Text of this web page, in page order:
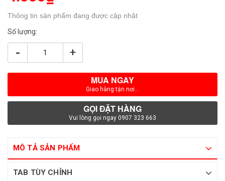
Thông tin sản phẩm đang được cập nhật
Số lượng:
- +
MUA NGAY
Giao hàng tận nơi...
GỌI ĐẶT HÀNG
Vui lòng gọi ngay 0907 323 663
MÔ TẢ SẢN PHẨM
TAB TÙY CHỈNH